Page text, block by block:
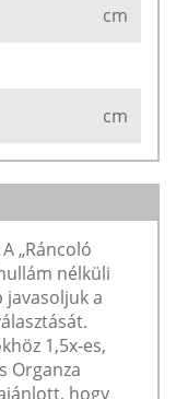
cm
cm
„Ráncoló
nélküli
a
1,5x-es,
Organza
hogy